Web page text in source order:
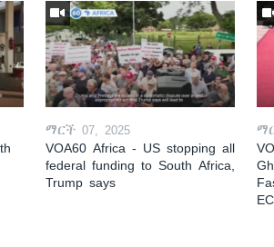
ማርች 07, 2025
VOA60 Africa - US stopping all
federal funding to South Africa,
Trump says